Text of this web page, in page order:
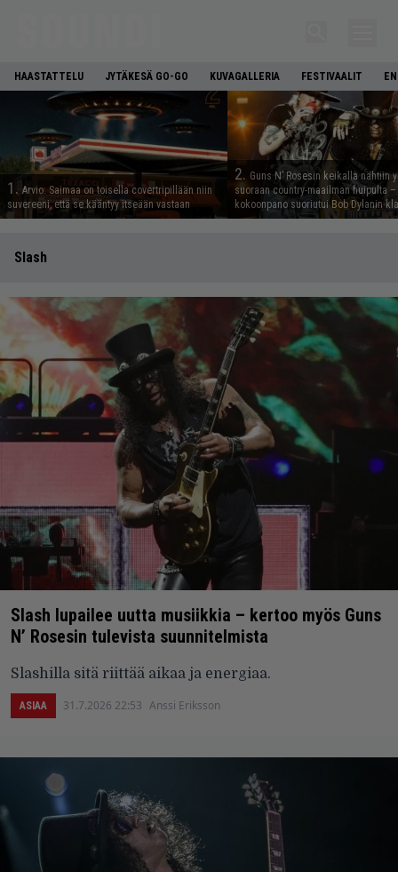
HAASTATTELU JYTÄKESÄ GO-GO KUVAGALLERIA FESTIVAALIT
1. Arvio: Saimaa on toisella covertripillään niin
suvereeni, että se kääntyy itseään vastaan
2. Guns N’ Rosesin keikalla nähtiin
suoraan country-maailman huipulta
kokoonpano suoriutui Bob Dylanin
Slash
Slash lupailee uutta musiikkia – kertoo myös Guns
N’ Rosesin tulevista suunnitelmista
Slashilla sitä riittää aikaa ja energiaa.
ASIAA 31.7.2026 22:53 Anssi Eriksson